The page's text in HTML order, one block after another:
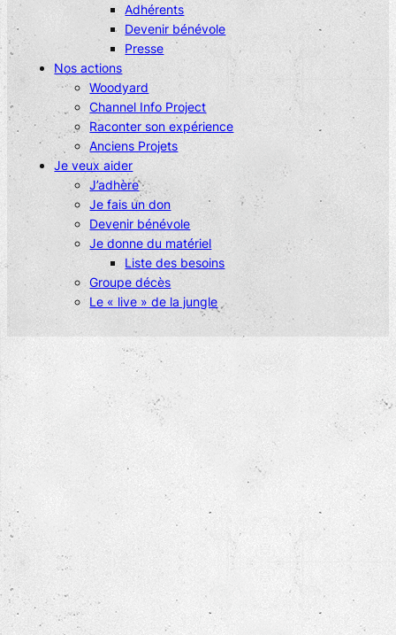
Adhérents
Devenir bénévole
Presse
Nos actions
Woodyard
Channel Info Project
Raconter son expérience
Anciens Projets
Je veux aider
J’adhère
Je fais un don
Devenir bénévole
Je donne du matériel
Liste des besoins
Groupe décès
Le « live » de la jungle